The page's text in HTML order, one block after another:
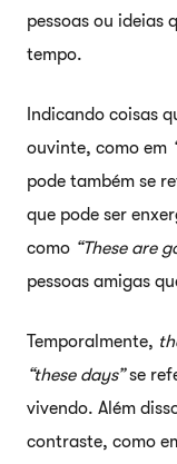
pessoas ou ideias
tempo.
Indicando coisas
ouvinte, como em
pode também se
que pode ser
como “These are
pessoas amigas
Temporalmente,
“these days”se
vivendo. Além
contraste, como